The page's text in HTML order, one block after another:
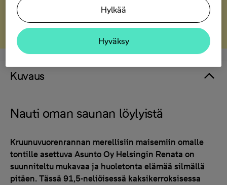
Haaveena merinäköala?
Kodit, joissa merinäköala
Kuvaus
Nauti oman saunan löylyistä
Kruunuvuorenrannan merellisiin maisemiin omalle
tontille asettuva Asunto Oy Helsingin Renata on
suunniteltu mukavaa ja huoletonta elämää silmällä
pitäen. Tässä 91,5-neliöisessä kaksikerroksisessa
Hylkää
Hyväksy